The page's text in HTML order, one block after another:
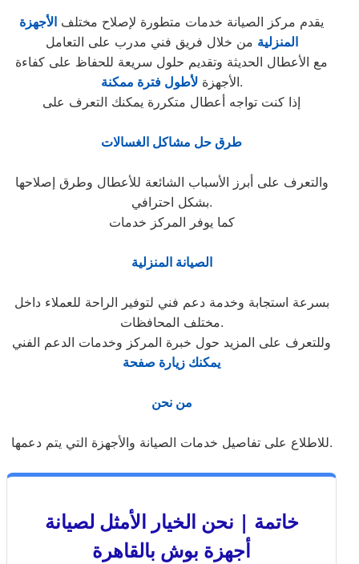
يقدم مركز الصيانة خدمات متطورة لإصلاح مختلف الأجهزة
المنزلية من خلال فريق فني مدرب على التعامل
مع الأعطال الحديثة وتقديم حلول سريعة للحفاظ على كفاءة
الأجهزةلأطول فترة ممكنة
.
إذا كنت تواجه أعطال متكررة يمكنك التعرف على
طرق حل مشاكل الغسالات
والتعرف على أبرز الأسباب الشائعة للأعطال وطرق إصلاحها
بشكل احترافي.
كما يوفر المركز خدمات
الصيانة المنزلية
بسرعة استجابة وخدمة دعم فني لتوفير الراحة للعملاء داخل
مختلف المحافظات.
وللتعرف على المزيد حول خبرة المركز وخدمات الدعم الفني
يمكنك زيارة صفحة
من نحن
للاطلاع على تفاصيل خدمات الصيانة والأجهزة التي يتم دعمها.
خاتمة | نحن الخيار الأمثل لصيانة
أجهزة بوش بالقاهرة